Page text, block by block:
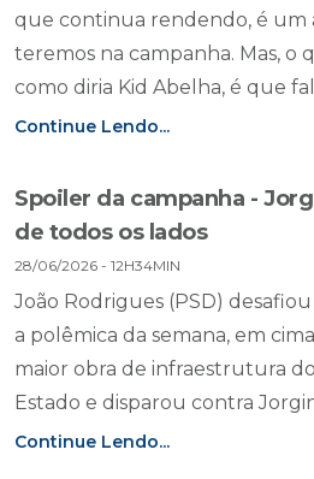
que continua rendendo, é um
teremos na campanha. Mas, o
como diria Kid Abelha, é que
Continue Lendo...
Spoiler da campanha -
de todos os lados
28/06/2026 - 12H34MIN
João Rodrigues (PSD)
a polêmica da semana, em
maior obra de infraestrutura
Estado e disparou contra
Continue Lendo...